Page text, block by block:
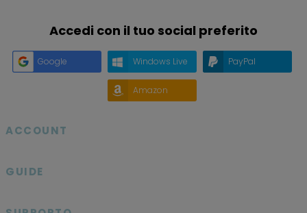
Accedi con il tuo social preferito
Google Windows Live PayPal
Amazon
ACCOUNT
GUIDE